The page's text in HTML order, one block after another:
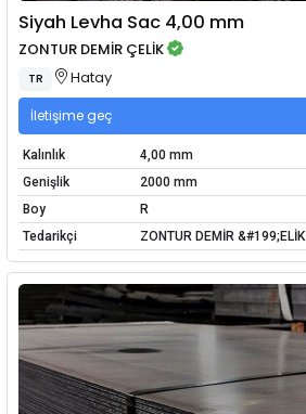
Siyah Levha Sac 4,00 mm
ZONTUR DEMİR ÇELİK
TR Hatay
İletişime geç
Kalınlık
4,00 mm
Genişlik
2000 mm
Boy
R
Tedarikçi
ZONTUR DEMİR &#199;ELİK